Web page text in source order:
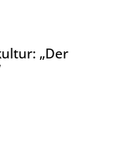
„Der
Westen ist